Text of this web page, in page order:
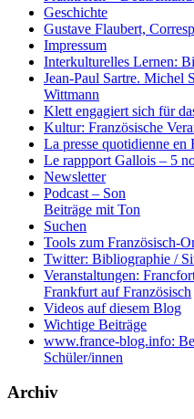
Geschichte
Gustave Flaubert,
Impressum
Interkulturelles Lernen:
Jean-Paul Sartre. Michel
Wittmann
Klett engagiert sich für
Kultur: Französische
La presse quotidienne en
Le rappport Gallois – 5
Newsletter
Podcast – Son
Beiträge mit Ton
Suchen
Tools zum Französisch-
Twitter: Bibliographie /
Veranstaltungen:
Frankfurt auf Französisch
Videos auf diesem Blog
Wichtige Beiträge
www.france-blog.info:
Schüler/innen
Archiv